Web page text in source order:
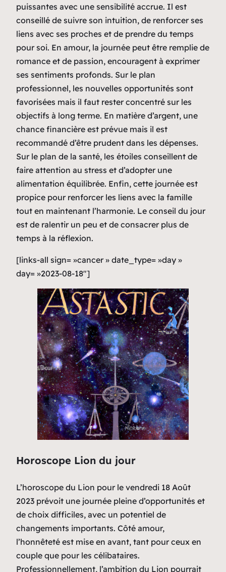
puissantes avec une sensibilité accrue. Il est
conseillé de suivre son intuition, de renforcer ses
liens avec ses proches et de prendre du temps
pour soi. En amour, la journée peut être remplie de
romance et de passion, encouragent à exprimer
ses sentiments profonds. Sur le plan
professionnel, les nouvelles opportunités sont
favorisées mais il faut rester concentré sur les
objectifs à long terme. En matière d’argent, une
chance financière est prévue mais il est
recommandé d’être prudent dans les dépenses.
Sur le plan de la santé, les étoiles conseillent de
faire attention au stress et d’adopter une
alimentation équilibrée. Enfin, cette journée est
propice pour renforcer les liens avec la famille
tout en maintenant l’harmonie. Le conseil du jour
est de ralentir un peu et de consacrer plus de
temps à la réflexion.
[links-all sign= »cancer » date_type= »day »
day= »2023-08-18″]
Horoscope Lion du jour
L’horoscope du Lion pour le vendredi 18 Août
2023 prévoit une journée pleine d’opportunités et
de choix difficiles, avec un potentiel de
changements importants. Côté amour,
l’honnêteté est mise en avant, tant pour ceux en
couple que pour les célibataires.
Professionnellement, l’ambition du Lion pourrait